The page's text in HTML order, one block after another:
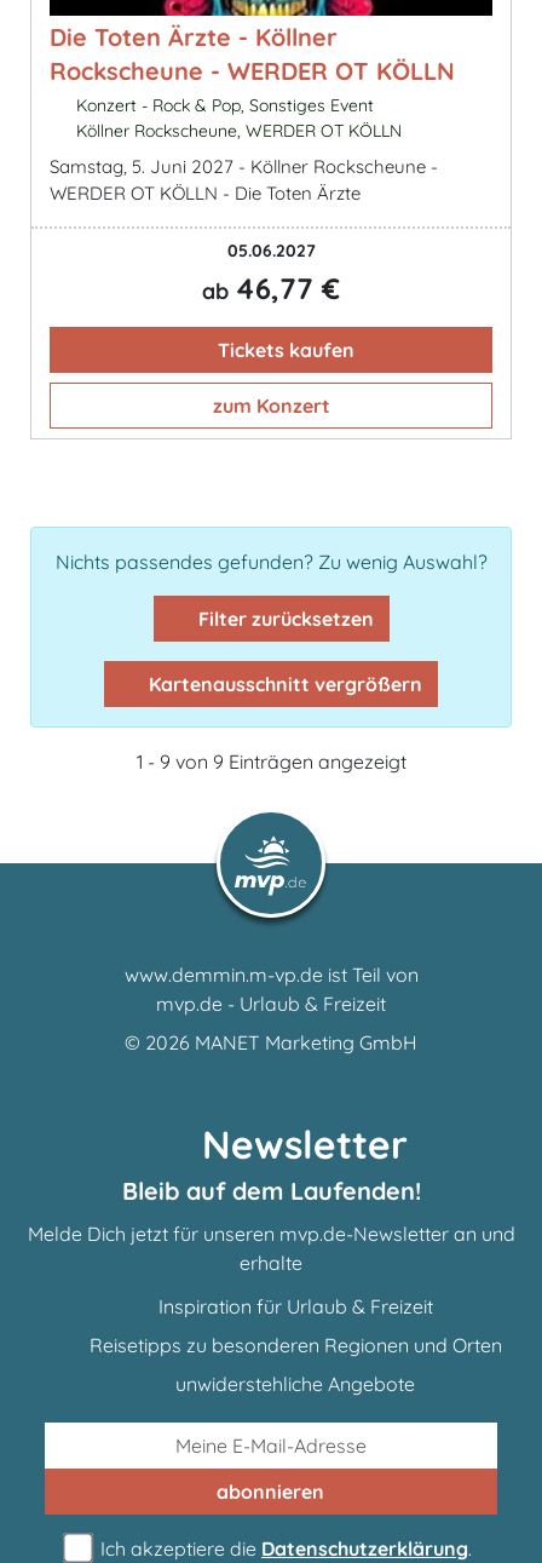
Die Toten Ärzte - Köllner
Rockscheune - WERDER OT KÖLLN
Konzert - Rock & Pop, Sonstiges Event
Köllner Rockscheune, WERDER OT KÖLLN
Samstag, 5. Juni 2027 - Köllner Rockscheune -
WERDER OT KÖLLN - Die Toten Ärzte
05.06.2027
ab 46,77 €
Tickets kaufen
zum Konzert
Nichts passendes gefunden? Zu wenig Auswahl?
Filter zurücksetzen
Kartenausschnitt vergrößern
1 - 9 von 9 Einträgen angezeigt
www.demmin.m-vp.de ist Teil von
mvp.de - Urlaub & Freizeit
© 2026 MANET Marketing GmbH
Newsletter
Bleib auf dem Laufenden!
Melde Dich jetzt für unseren mvp.de-Newsletter an und
erhalte
Inspiration für Urlaub & Freizeit
Reisetipps zu besonderen Regionen und Orten
unwiderstehliche Angebote
abonnieren
Ich akzeptiere die Datenschutzerklärung.